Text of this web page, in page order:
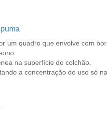
um quadro que envolve com
na superfície do colchão.
a concentração do uso só